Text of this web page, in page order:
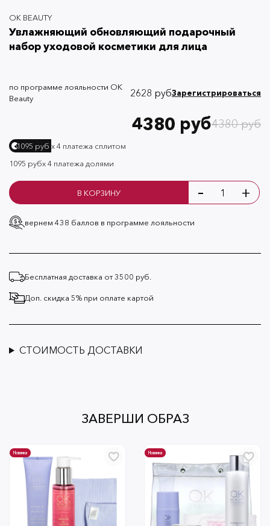
OK BEAUTY
Увлажняющий обновляющий подарочный
набор уходовой косметики для лица
по программе лояльности OK
Beauty
2628 рубЗарегистрироваться
4380 руб
4380 руб
1095 руб х 4 платежа сплитом
1095 рубх 4 платежа долями
В КОРЗИНУ - +
вернем 438 баллов в программе лояльности
Бесплатная доставка от 3500 руб.
Доп. скидка 5% при оплате картой
СТОИМОСТЬ ДОСТАВКИ
ЗАВЕРШИ ОБРАЗ
Новинка Новинка